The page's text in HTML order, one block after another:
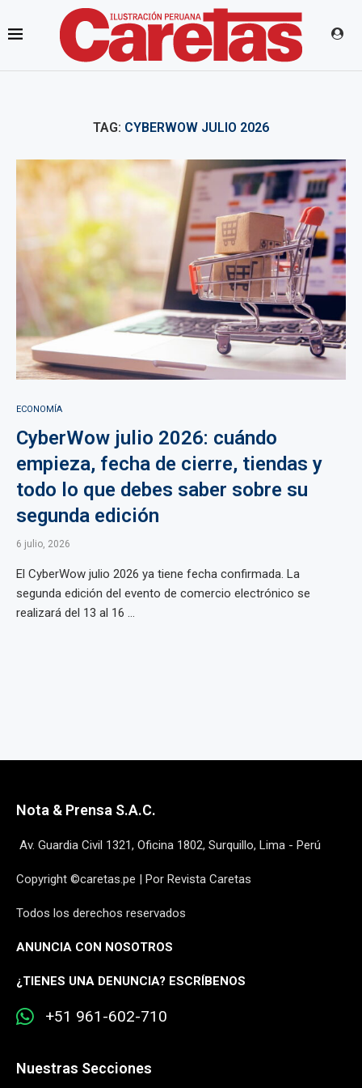
TAG: CYBERWOW JULIO 2026
ECONOMÍA
CyberWow julio 2026: cuándo
empieza, fecha de cierre, tiendas y
todo lo que debes saber sobre su
segunda edición
6 julio, 2026
El CyberWow julio 2026 ya tiene fecha confirmada. La
segunda edición del evento de comercio electrónico se
realizará del 13 al 16 ...
Nota & Prensa S.A.C.
Av. Guardia Civil 1321, Oficina 1802, Surquillo, Lima - Perú
Copyright ©caretas.pe | Por Revista Caretas
Todos los derechos reservados
ANUNCIA CON NOSOTROS
¿TIENES UNA DENUNCIA? ESCRÍBENOS
+51 961-602-710
Nuestras Secciones